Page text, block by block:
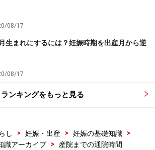
08/17
生まれにするには？妊娠時期を出産月から逆
08/17
ランキングをもっと見る
し > 妊娠・出産 > 妊娠の基礎知識
>
識アーカイブ
> 産院までの通院時間